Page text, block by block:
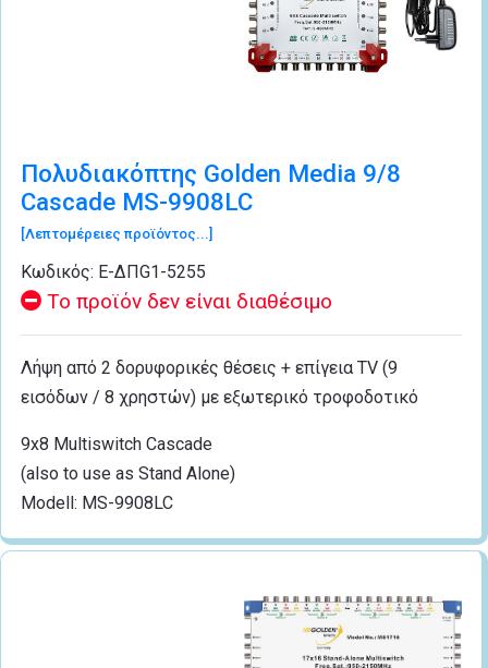
Πολυδιακόπτης Golden Media 9/8
Cascade MS-9908LC
[Λεπτομέρειες προϊόντος...]
Κωδικός: Ε-ΔΠG1-5255
Το προϊόν δεν είναι διαθέσιμο
Λήψη από 2 δορυφορικές θέσεις + επίγεια TV (9
εισόδων / 8 χρηστών) με εξωτερικό τροφοδοτικό
9x8 Multiswitch Cascade
(also to use as Stand Alone)
Modell: MS-9908LC